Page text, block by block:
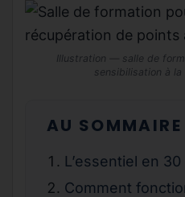
Illustration — salle de
sensibilisation à
AU SOMMAIRE
L’essentiel en
Comment